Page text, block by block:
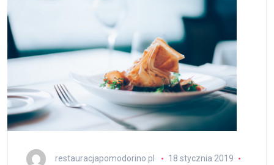
restauracjapomodorino.pl
18 stycznia 2019